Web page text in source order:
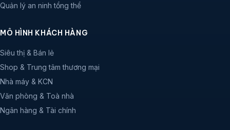
Quản lý an ninh tổng thể
MÔ HÌNH KHÁCH HÀNG
Siêu thị & Bán lẻ
Shop & Trung tâm thương mại
Nhà máy & KCN
Văn phòng & Toà nhà
Ngân hàng & Tài chính